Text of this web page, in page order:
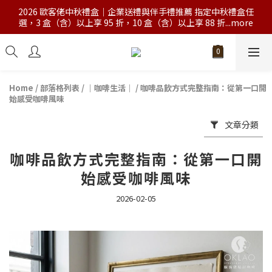
2026 歐客佬中秋禮盒｜企業送禮與伴手禮推薦 指定中秋禮盒任
選，3 盒（含）以上享 95 折，10 盒（含）以上享 88 折...more
Home / 部落格列表 / ｜咖啡生活｜ /咖啡品飲方式完整指南：從第一口開
始感受咖啡風味
文章分類
咖啡品飲方式完整指南：從第一口開
始感受咖啡風味
2026-02-05